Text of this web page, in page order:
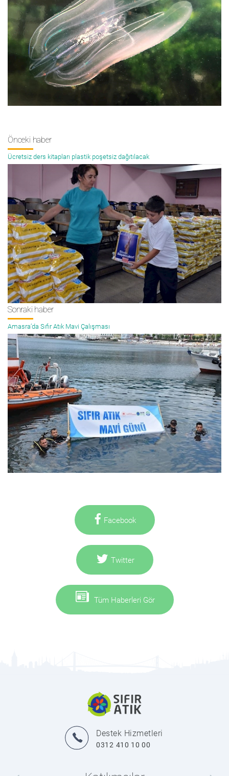
Önceki haber
Ücretsiz ders kitapları plastik poşetsiz dağıtılacak
Sonraki haber
Amasra’da Sıfır Atık Mavi Çalışması
Facebook
Twitter
Tüm Haberleri Gör
Destek Hizmetleri
0312 410 10 00